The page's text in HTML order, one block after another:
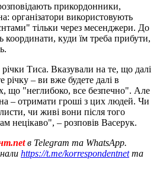
прикордонники,
організатори використовують
тільки через месенджери. До
координати, куди їм треба прибути,
Тиса. Вказували на те, що далі
– ви вже будете далі в
що "неглибоко, все безпечно". Але
– отримати гроші з цих людей. Чи
чи живі вони після того
нецікаво", – розповів Васерук.
в Telegram та WhatsApp.
https://t.me/korrespondentnetта